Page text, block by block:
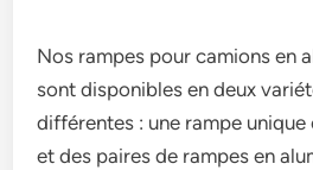
Nos rampes pour camions en
sont disponibles en deux
différentes : une rampe unique
et des paires de rampes en